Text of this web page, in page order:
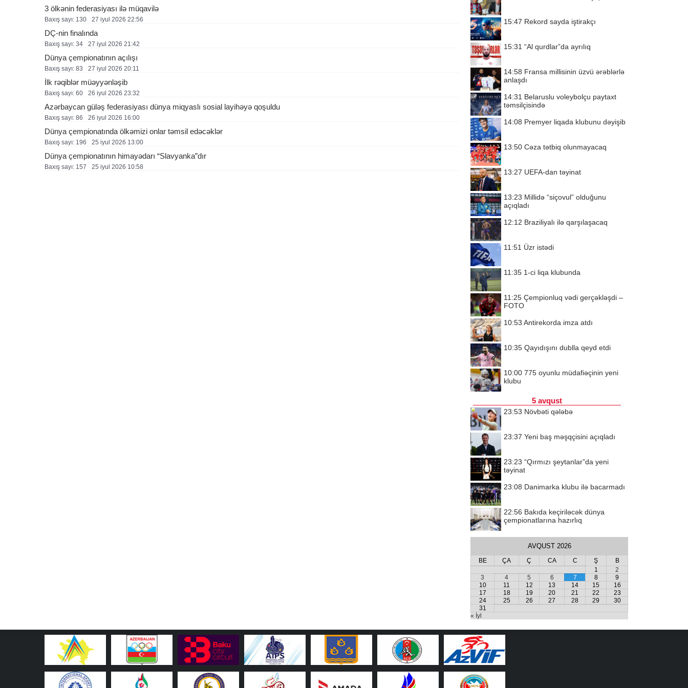
3 ölkənin federasiyası ilə müqavilə
Baxış sayı: 130 27 i̇yul 2026 22:56
DÇ-nin finalında
Baxış sayı: 34 27 i̇yul 2026 21:42
Dünya çempionatının açılışı
Baxış sayı: 83 27 i̇yul 2026 20:11
İlk rəqiblər müəyyənləşib
Baxış sayı: 60 26 i̇yul 2026 23:32
Azərbaycan güləş federasiyası dünya miqyaslı sosial layihəyə qoşuldu
Baxış sayı: 86 26 i̇yul 2026 16:00
Dünya çempionatında ölkəmizi onlar təmsil edəcəklər
Baxış sayı: 196 25 i̇yul 2026 13:00
Dünya çempionatının himayədarı “Slavyanka”dır
Baxış sayı: 157 25 i̇yul 2026 10:58
15:47 Rekord sayda iştirakçı
15:31 “Al qurdlar”da ayrılıq
14:58 Fransa millisinin üzvü ərəblərlə
anlaşdı
14:31 Belaruslu voleybolçu paytaxt
təmsilçisində
14:08 Premyer liqada klubunu dəyişib
13:50 Cəza tətbiq olunmayacaq
13:27 UEFA-dan təyinat
13:23 Millidə “siçovul” olduğunu
açıqladı
12:12 Braziliyalı ilə qarşılaşacaq
11:51 Üzr istədi
11:35 1-ci liqa klubunda
11:25 Çempionluq vədi gerçəkləşdi –
FOTO
10:53 Antirekorda imza atdı
10:35 Qayıdışını dublla qeyd etdi
10:00 775 oyunlu müdafiəçinin yeni
klubu
5 avqust
23:53 Növbəti qələbə
23:37 Yeni baş məşqçisini açıqladı
23:23 “Qırmızı şeytanlar”da yeni
təyinat
23:08 Danimarka klubu ilə bacarmadı
22:56 Bakıda keçiriləcək dünya
çempionatlarına hazırlıq
AVQUST 2026
BE ÇA Ç CA C Ş
B
1
2
3
4 5 6 7 8
9
10
11 12 13 14 15
16
17
18 19 20 21 22
23
24
25 26 27 28 29
30
31
« İyl